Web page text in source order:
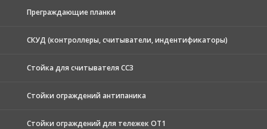
Преграждающие планки
СКУД (контроллеры, считыватели, индентификаторы)
Стойка для считывателя СС3
Стойки ограждений антипаника
Стойки ограждений для тележек ОТ1